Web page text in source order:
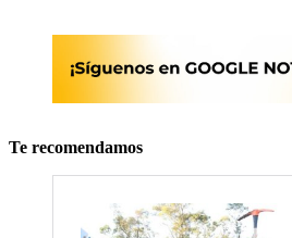
Te recomendamos